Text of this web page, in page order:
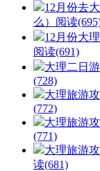
12月份去
么） 阅读
12月份大
阅读(691)
大理二日
(728)
大理旅游
(772)
大理旅游
(771)
大理旅游
读(681)